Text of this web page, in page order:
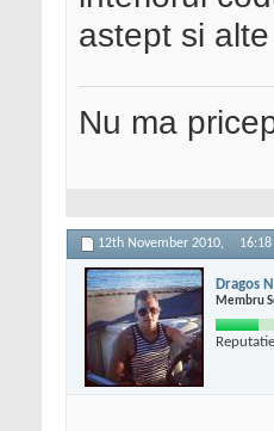
astept si
Nu ma
12th November 2010, 16:18
Dragos
Membru